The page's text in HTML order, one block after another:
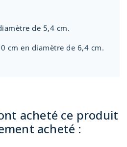
de 5,4 cm.
cm en diamètre de 6,4 cm.
acheté ce produit
acheté :